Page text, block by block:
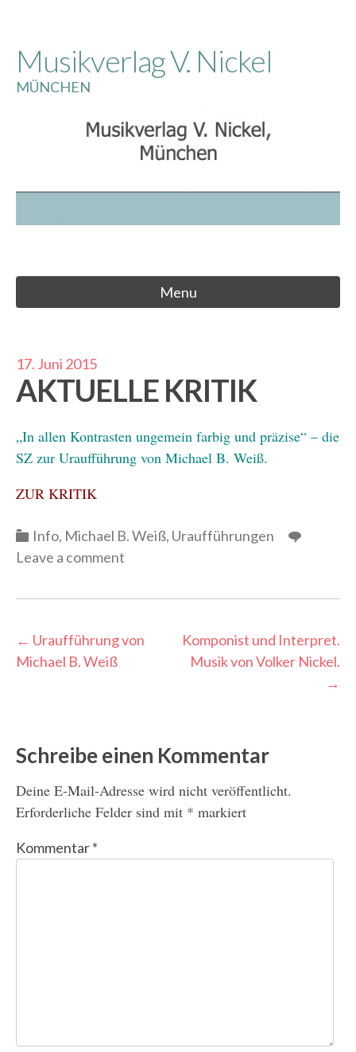
content
Musikverlag V. Nickel
MÜNCHEN
Menu
17. Juni 2015
AKTUELLE KRITIK
„In allen Kontrasten ungemein farbig und präzise“ – die
SZ zur Uraufführung von Michael B. Weiß.
ZUR KRITIK
Categories
Info, Michael B. Weiß, Uraufführungen
Leave a comment
Post
navigation
← Uraufführung von
Michael B. Weiß
Komponist und Interpret.
Musik von Volker Nickel.
→
Schreibe einen Kommentar
Deine E-Mail-Adresse wird nicht veröffentlicht.
Erforderliche Felder sind mit * markiert
Kommentar*